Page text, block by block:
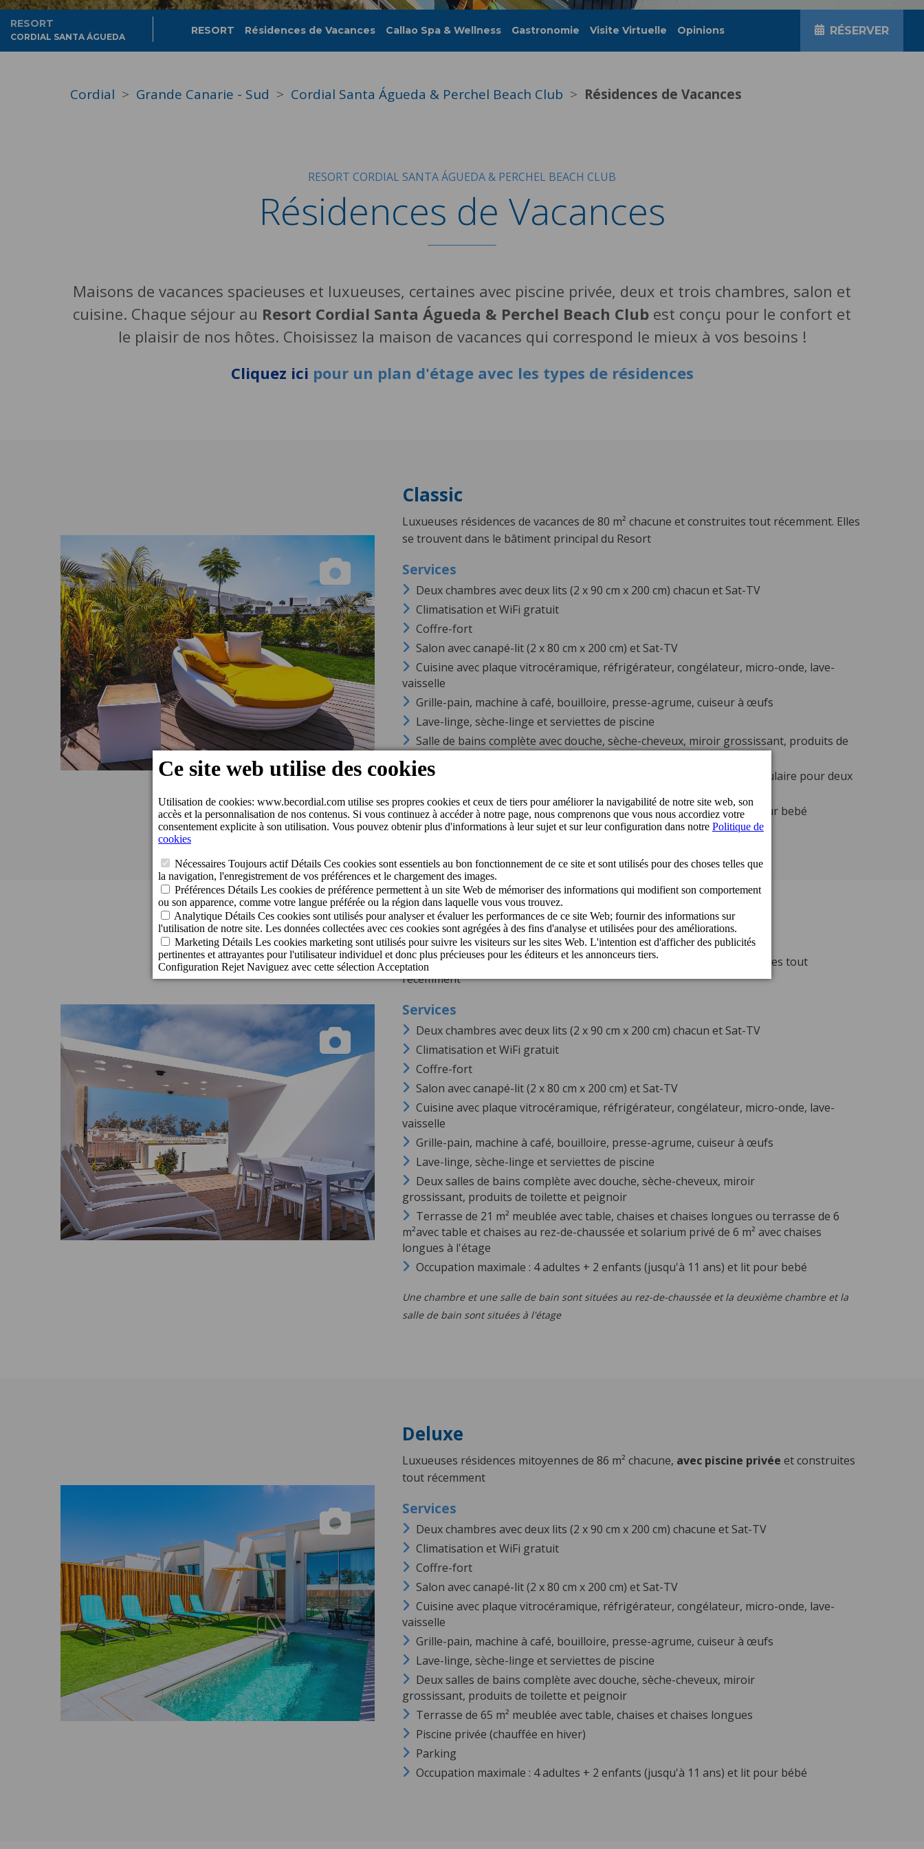
RESORT
CORDIAL SANTA ÁGUEDA
RESORT Résidences de Vacances Callao Spa & Wellness Gastronomie Visite Virtuelle Opinions RÉSERVER
Cordial Grande Canarie - Sud Cordial Santa Águeda & Perchel Beach Club Résidences de Vacances
RESORT CORDIAL SANTA ÁGUEDA & PERCHEL BEACH CLUB
Résidences de Vacances
Maisons de vacances spacieuses et luxueuses, certaines avec piscine privée, deux et trois chambres, salon et
cuisine. Chaque séjour au Resort Cordial Santa Águeda & Perchel Beach Club est conçu pour le confort et
le plaisir de nos hôtes. Choisissez la maison de vacances qui correspond le mieux à vos besoins !
Cliquez ici pour un plan d'étage avec les types de résidences
Classic
Luxueuses résidences de vacances de 80 m² chacune et construites tout récemment. Elles
se trouvent dans le bâtiment principal du Resort
Deux chambres avec deux lits (2 x 90 cm x 200 cm) chacun et Sat-TV
Climatisation et WiFi gratuit
Coffre-fort
Salon avec canapé-lit (2 x 80 cm x 200 cm) et Sat-TV
Cuisine avec plaque vitrocéramique, réfrigérateur, congélateur, micro-onde, lave-
vaisselle
Grille-pain, machine à café, bouilloire, presse-agrume, cuiseur à œufs
Lave-linge, sèche-linge et serviettes de piscine
Salle de bains complète avec douche, sèche-cheveux, miroir grossissant, produits de
toilette et peignoir
Terrasse de 12 m² meublée avec table, chaises et daybed (hamac circulaire pour deux
Occupation maximale : 4 adultes + 2 enfants (jusqu'à 11 ans) et lit pour bebé
Classic Duplex
Luxueuses résidences de vacances duplex de 80 m² chacune et construites tout
récemment
Deux chambres avec deux lits (2 x 90 cm x 200 cm) chacun et Sat-TV
Climatisation et WiFi gratuit
Coffre-fort
Salon avec canapé-lit (2 x 80 cm x 200 cm) et Sat-TV
Cuisine avec plaque vitrocéramique, réfrigérateur, congélateur, micro-onde, lave-
vaisselle
Grille-pain, machine à café, bouilloire, presse-agrume, cuiseur à œufs
Lave-linge, sèche-linge et serviettes de piscine
Deux salles de bains complète avec douche, sèche-cheveux, miroir
grossissant, produits de toilette et peignoir
Terrasse de 21 m² meublée avec table, chaises et chaises longues ou terrasse de 6
m²avec table et chaises au rez-de-chaussée et solarium privé de 6 m² avec chaises
longues à l'étage
Occupation maximale : 4 adultes + 2 enfants (jusqu'à 11 ans) et lit pour bebé
Une chambre et une salle de bain sont situées au rez-de-chaussée et la deuxième chambre et la
salle de bain sont situées à l'étage
Deluxe
Luxueuses résidences mitoyennes de 86 m² chacune, avec piscine privée et construites
tout récemment
Deux chambres avec deux lits (2 x 90 cm x 200 cm) chacune et Sat-TV
Climatisation et WiFi gratuit
Coffre-fort
Salon avec canapé-lit (2 x 80 cm x 200 cm) et Sat-TV
Cuisine avec plaque vitrocéramique, réfrigérateur, congélateur, micro-onde, lave-
vaisselle
Grille-pain, machine à café, bouilloire, presse-agrume, cuiseur à œufs
Lave-linge, sèche-linge et serviettes de piscine
Deux salles de bains complète avec douche, sèche-cheveux, miroir
grossissant, produits de toilette et peignoir
Terrasse de 65 m² meublée avec table, chaises et chaises longues
Piscine privée (chauffée en hiver)
Parking
Occupation maximale : 4 adultes + 2 enfants (jusqu'à 11 ans) et lit pour bébé